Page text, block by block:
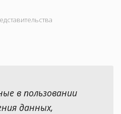
в пользовании
данных,